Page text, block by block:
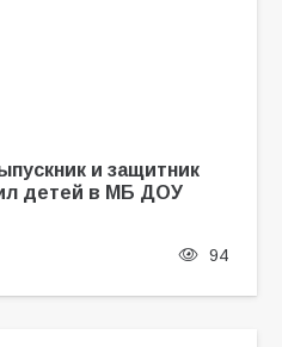
и защитник
детей в МБ ДОУ
94